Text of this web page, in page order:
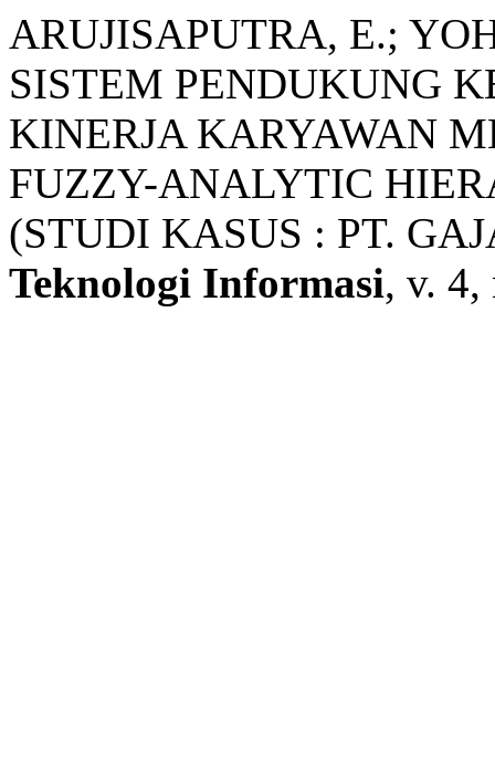
ARUJISAPUTRA, E.;
SISTEM PENDUKUNG
KINERJA KARYAWAN
FUZZY-ANALYTIC
(STUDI KASUS : PT.
Teknologi Informasi, v. 4,